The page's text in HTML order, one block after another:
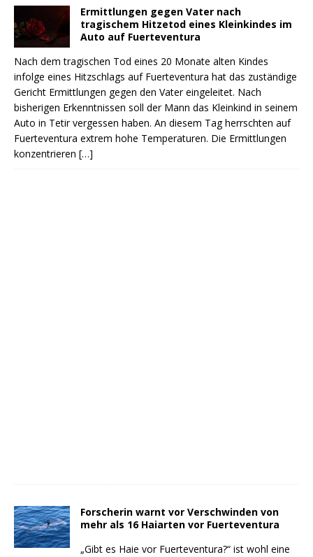
Ermittlungen gegen Vater nach
tragischem Hitzetod eines Kleinkindes im
Auto auf Fuerteventura
Nach dem tragischen Tod eines 20 Monate alten Kindes
infolge eines Hitzschlags auf Fuerteventura hat das zuständige
Gericht Ermittlungen gegen den Vater eingeleitet. Nach
bisherigen Erkenntnissen soll der Mann das Kleinkind in seinem
Auto in Tetir vergessen haben. An diesem Tag herrschten auf
Fuerteventura extrem hohe Temperaturen. Die Ermittlungen
konzentrieren […]
Forscherin warnt vor Verschwinden von
mehr als 16 Haiarten vor Fuerteventura
„Gibt es Haie vor Fuerteventura?“ ist wohl eine